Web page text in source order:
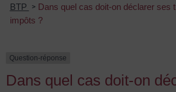
BTP
> Dans quel cas doit-on déclarer ses
impôts ?
Question-réponse
Dans quel cas doit-on